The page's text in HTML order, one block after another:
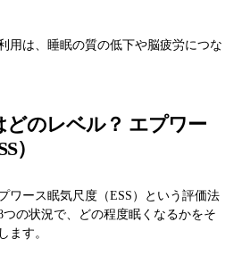
用は、睡眠の質の低下や脳疲労につな
どのレベル？ エプワー
）
ワース眠気尺度（ESS）という評価法
の状況で、どの程度眠くなるかをそ
ます。